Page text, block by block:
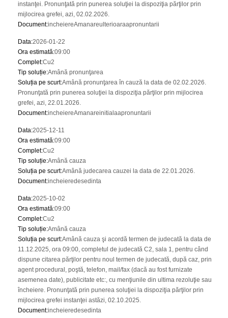
instanţei. Pronunţată prin punerea soluţiei la dispoziţia părţilor prin
mijlocirea grefei, azi, 02.02.2026.
Document:incheiereAmanareulterioaraapronuntarii
Data:2026-01-22
Ora estimată:09:00
Complet:Cu2
Tip soluție:Amână pronunţarea
Soluția pe scurt:Amână pronunţarea în cauză la data de 02.02.2026.
Pronunţată prin punerea soluţiei la dispoziţia părţilor prin mijlocirea
grefei, azi, 22.01.2026.
Document:incheiereAmanareinitialaapronuntarii
Data:2025-12-11
Ora estimată:09:00
Complet:Cu2
Tip soluție:Amână cauza
Soluția pe scurt:Amână judecarea cauzei la data de 22.01.2026.
Document:incheieredesedinta
Data:2025-10-02
Ora estimată:09:00
Complet:Cu2
Tip soluție:Amână cauza
Soluția pe scurt:Amână cauza şi acordă termen de judecată la data de
11.12.2025, ora 09:00, completul de judecată C2, sala 1, pentru când
dispune citarea părţilor pentru noul termen de judecată, după caz, prin
agent procedural, poştă, telefon, mail/fax (dacă au fost furnizate
asemenea date), publicitate etc:, cu menţiunile din ultima rezoluţie sau
încheiere. Pronunţată prin punerea soluţiei la dispoziţia părţilor prin
mijlocirea grefei instanţei astăzi, 02.10.2025.
Document:incheieredesedinta